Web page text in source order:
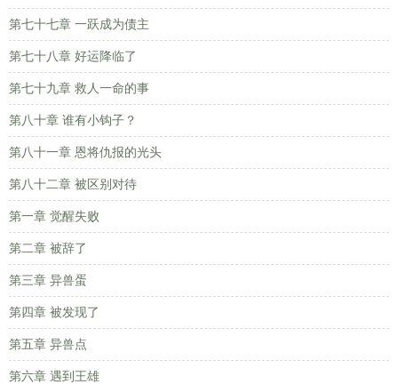
第七十七章 一跃成为债主
第七十八章 好运降临了
第七十九章 救人一命的事
第八十章 谁有小钩子？
第八十一章 恩将仇报的光头
第八十二章 被区别对待
第一章 觉醒失败
第二章 被辞了
第三章 异兽蛋
第四章 被发现了
第五章 异兽点
第六章 遇到王雄